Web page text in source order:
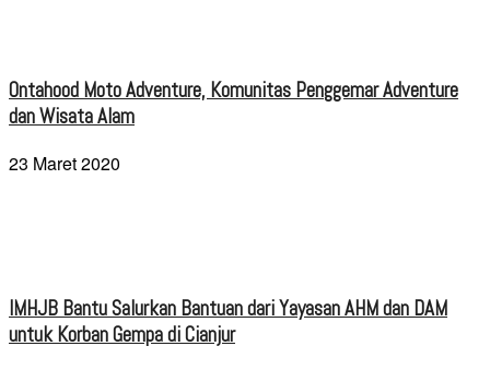
Ontahood Moto Adventure, Komunitas Penggemar Adventure
dan Wisata Alam
23 Maret 2020
IMHJB Bantu Salurkan Bantuan dari Yayasan AHM dan DAM
untuk Korban Gempa di Cianjur